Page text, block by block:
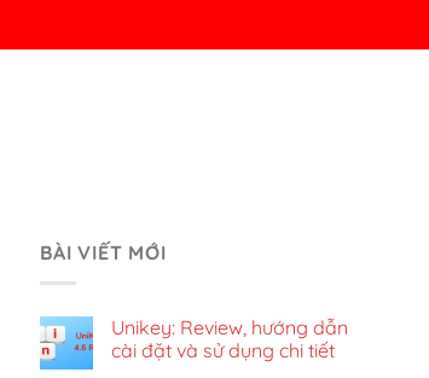
BÀI VIẾT MỚI
Unikey: Review, hướng dẫn
cài đặt và sử dụng chi tiết